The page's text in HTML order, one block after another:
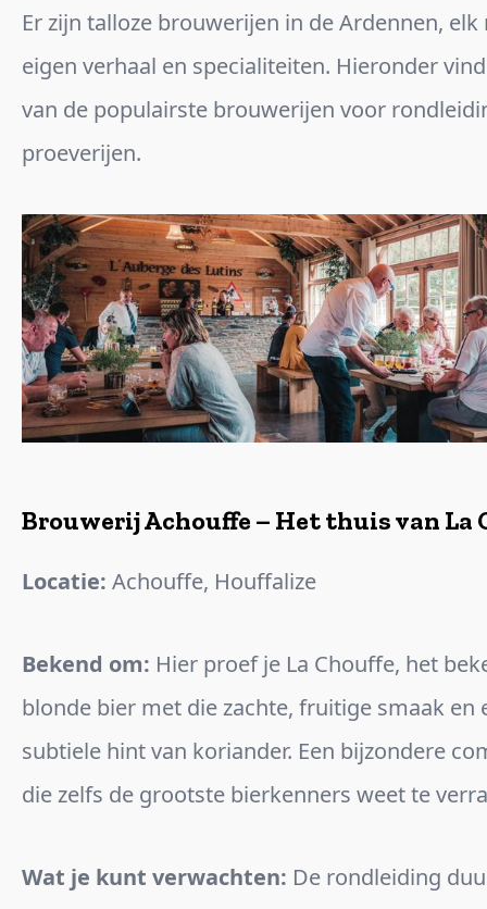
Er zijn talloze brouwerijen in de Ardennen,
eigen verhaal en specialiteiten. Hieronder
van de populairste brouwerijen voor
proeverijen.
Brouwerij Achouffe – Het thuis van La
Locatie: Achouffe, Houffalize
Bekend om: Hier proef je La Chouffe, het
blonde bier met die zachte, fruitige smaak en
subtiele hint van koriander. Een bijzondere
die zelfs de grootste bierkenners weet te
Wat je kunt verwachten: De rondleiding